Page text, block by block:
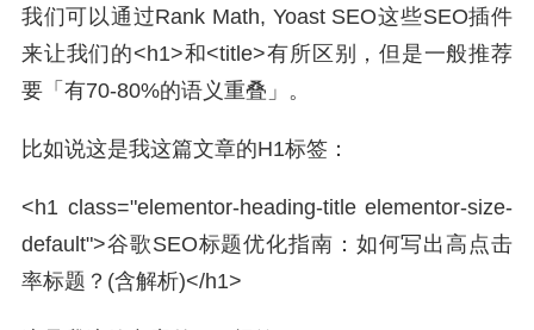
我们可以通过Rank Math, Yoast SEO这些SEO插件
来让我们的<h1>和<title>有所区别，但是一般推荐
要「有70-80%的语义重叠」。
比如说这是我这篇文章的H1标签：
<h1 class="elementor-heading-title elementor-size-
default">谷歌SEO标题优化指南：如何写出高点击
率标题？(含解析)</h1>